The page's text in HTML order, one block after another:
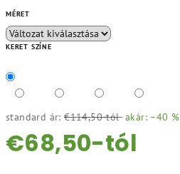
MÉRET
KERET SZÍNE
standard ár: €114,50-tól akár: –40 %
€68,50-tól